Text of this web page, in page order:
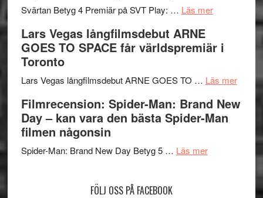
spännande
Jackie
i
Vem
styra
Svärtan Betyg 4 Premiär på SVT Play: … Läs merom
tv-
Svärtan
välgjort
om
människans
imponerande
Lars Vegas långfilmsdebut ARNE
GOES TO SPACE får världspremiär i
Toronto
Lars Vegas långfilmsdebut ARNE GOES TO … Läs merom
Vegas
ARNE
Filmrecension: Spider-Man: Brand New
Day – kan vara den bästa Spider-Man
filmen någonsin
Spider-Man: Brand New Day Betyg 5 … Läs merom
FÖLJ OSS PÅ FACEBOOK